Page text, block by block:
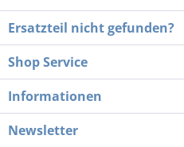
Ersatzteil nicht gefunden?
Shop Service
Informationen
Newsletter